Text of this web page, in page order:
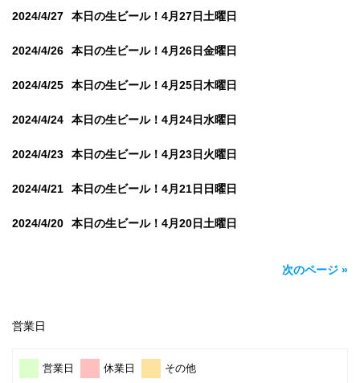
2024/4/27 本日の生ビール！4月27日土曜日
2024/4/26 本日の生ビール！4月26日金曜日
2024/4/25 本日の生ビール！4月25日木曜日
2024/4/24 本日の生ビール！4月24日水曜日
2024/4/23 本日の生ビール！4月23日火曜日
2024/4/21 本日の生ビール！4月21日日曜日
2024/4/20 本日の生ビール！4月20日土曜日
次のページ »
営業日
営業日 休業日 その他